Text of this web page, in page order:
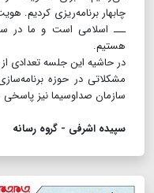
چابهار برنامه‌ریزی کردیم.
ـــ اسلامی است و ما در
هستیم.
در حاشیه این جلسه تعدادی
مشکلاتی در حوزه
سازمان صداوسیما نیز
سپیده اشرفی - گروه رسانه